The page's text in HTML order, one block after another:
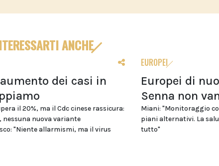
ANCHE
dei casi in
il 20%, ma il Cdc cinese rassicura:
nuova variante
"Niente allarmismi, ma il virus
EUROPEI
Europei di
Senna non
Miani: "Monitoraggio
piani alternativi. La
tutto"